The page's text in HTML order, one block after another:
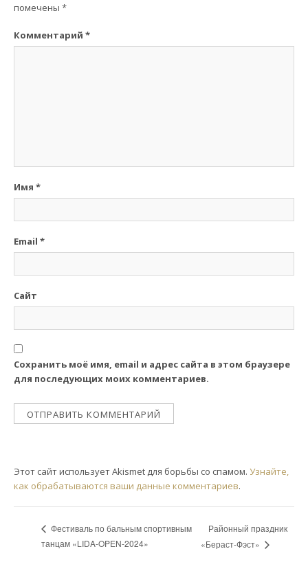
помечены *
Комментарий *
Имя *
Email *
Сайт
Сохранить моё имя, email и адрес сайта в этом браузере
для последующих моих комментариев.
Этот сайт использует Akismet для борьбы со спамом. Узнайте,
как обрабатываются ваши данные комментариев.
Фестиваль по бальным спортивным
танцам «LIDA-OPEN-2024»
Районный праздник
«Бераст-Фэст»